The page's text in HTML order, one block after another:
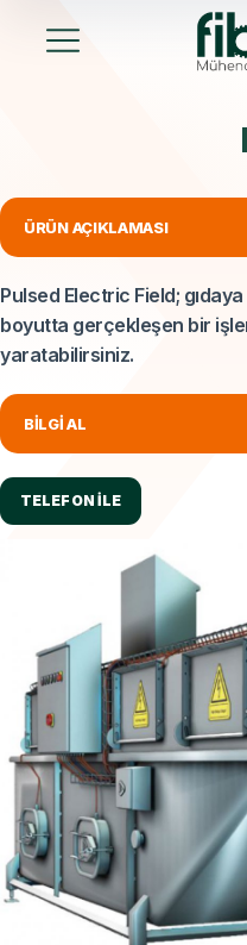
ÜRÜN AÇIKLAMASI
Pulsed Electric Field;
boyutta gerçekleşen bir
yaratabilirsiniz.
BILGI AL
TELEFON İLE